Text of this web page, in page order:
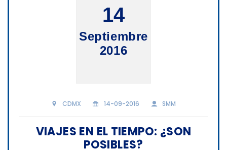
14
Septiembre
2016
CDMX 14-09-2016 SMM
VIAJES EN EL TIEMPO: ¿SON
POSIBLES?